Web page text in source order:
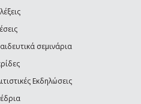
σεμινάρια
Εκδηλώσεις